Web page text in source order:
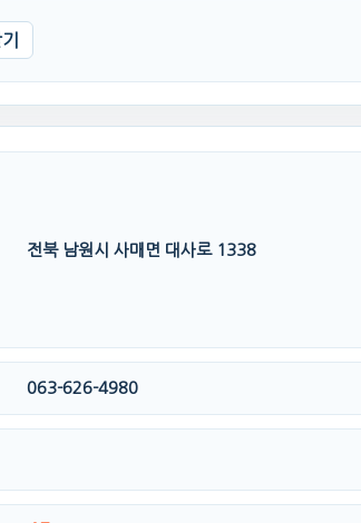
전북 남원시 사매면 대사로 1338
063-626-4980